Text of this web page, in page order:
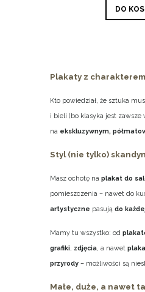
DO
Plakaty z
Kto powiedział, że sztuka
i bieli (bo klasyka jest
na ekskluzywnym,
Styl (nie tylko)
Masz ochotę na plakat do
pomieszczenia – nawet do
artystyczne pasują do
Mamy tu wszystko: od
grafiki zdjęcia , a nawet
przyrody – możliwości są
Małe, duże, a nawet